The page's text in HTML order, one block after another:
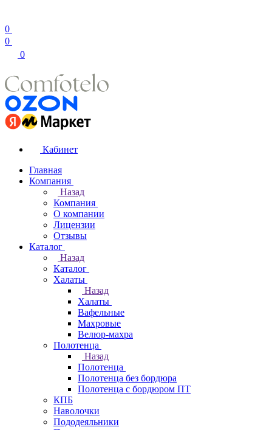
0
0
0
Кабинет
Главная
Компания
Назад
Компания
О компании
Лицензии
Отзывы
Каталог
Назад
Каталог
Халаты
Назад
Халаты
Вафельные
Махровые
Велюр-махра
Полотенца
Назад
Полотенца
Полотенца без бордюра
Полотенца с бордюром ПТ
КПБ
Наволочки
Пододеяльники